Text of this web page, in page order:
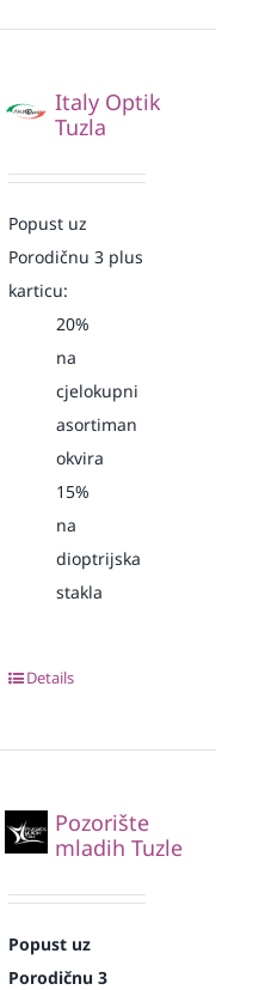
Italy Optik
Tuzla
Popust uz
Porodičnu 3 plus
karticu:
20%
na
cjelokupni
asortiman
okvira
15%
na
dioptrijska
stakla
Details
Pozorište
mladih Tuzle
Popust uz
Porodičnu 3